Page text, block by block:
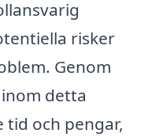
risker
Genom
detta
tid och pengar,